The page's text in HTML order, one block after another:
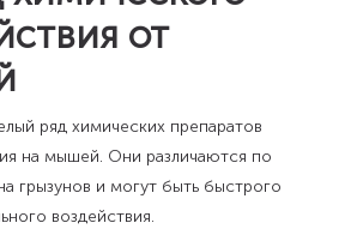
от
ряд химических препаратов
на мышей. Они различаются по
грызунов и могут быть быстрого
воздействия.